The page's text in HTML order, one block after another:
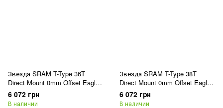
Звезда SRAM T-Type 36T
Direct Mount 0mm Offset Eagle
(including 8 bolts) Black - XXSL
D1
6 072 грн
В наличии
Звезда SRAM T-Type 38T
Direct Mount 0mm Offset Eagle
(including 8 bolts) Black - XXSL
D1
6 072 грн
В наличии